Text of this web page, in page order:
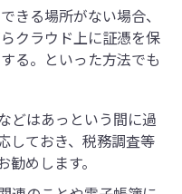
きる場所がない場合、
クラウド上に証憑を保
る。といった方法でも
どはあっという間に過
しておき、税務調査等
めします。